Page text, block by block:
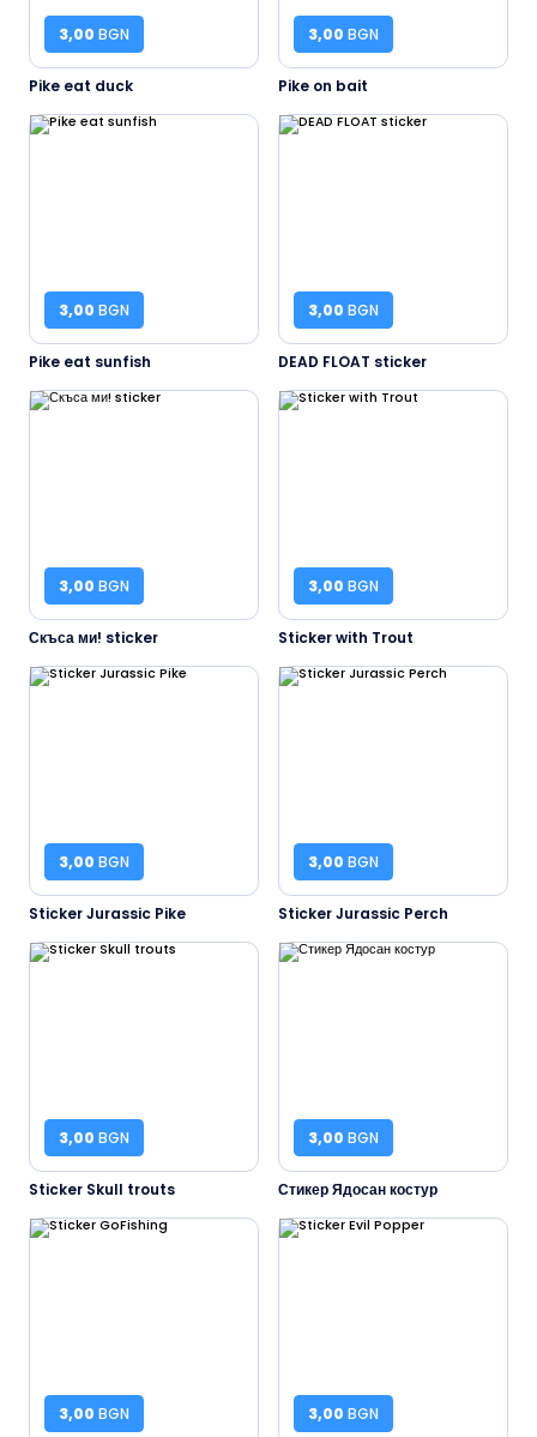
3,00 BGN
Pike eat duck
3,00 BGN
Pike on bait
3,00 BGN
Pike eat sunfish
3,00 BGN
DEAD FLOAT sticker
3,00 BGN
Скъса ми! sticker
3,00 BGN
Sticker with Trout
3,00 BGN
Sticker Jurassic Pike
3,00 BGN
Sticker Jurassic Perch
3,00 BGN
Sticker Skull trouts
3,00 BGN
Стикер Ядосан костур
3,00 BGN 3,00 BGN